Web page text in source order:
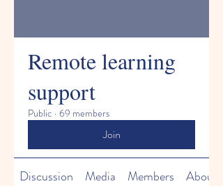
Remote learning
support
Public · 69 members
Join
Discussion Media Members About